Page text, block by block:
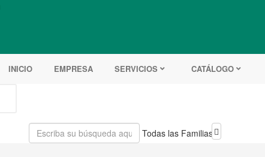
INICIO EMPRESA SERVICIOS CATÁLOGO
Todas las Familias